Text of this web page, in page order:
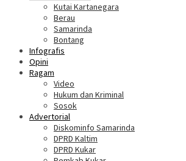
Kutai Kartanegara
Berau
Samarinda
Bontang
Infografis
Opini
Ragam
Video
Hukum dan Kriminal
Sosok
Advertorial
Diskominfo Samarinda
DPRD Kaltim
DPRD Kukar